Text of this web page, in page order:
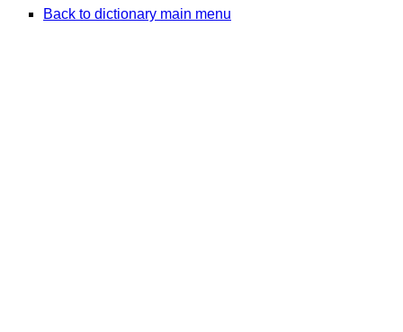
Back to dictionary main menu